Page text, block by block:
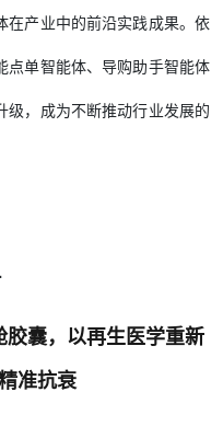
在产业中的前沿实践成果。依
点单智能体、导购助手智能体
级，成为不断推动行业发展的
胶囊，以再生医学重新
准抗衰